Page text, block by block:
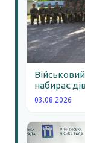
набирає
03.08.2026